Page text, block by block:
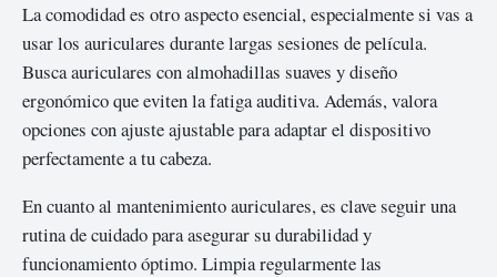
La comodidad es otro aspecto esencial, especialmente si vas a
usar los auriculares durante largas sesiones de película.
Busca auriculares con almohadillas suaves y diseño
ergonómico que eviten la fatiga auditiva. Además, valora
opciones con ajuste ajustable para adaptar el dispositivo
perfectamente a tu cabeza.
En cuanto al mantenimiento auriculares, es clave seguir una
rutina de cuidado para asegurar su durabilidad y
funcionamiento óptimo. Limpia regularmente las